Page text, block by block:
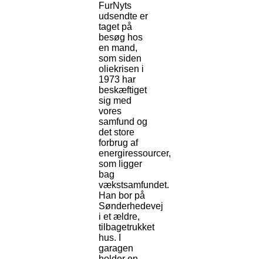
FurNyts
udsendte er
taget på
besøg hos
en mand,
som siden
oliekrisen i
1973 har
beskæftiget
sig med
vores
samfund og
det store
forbrug af
energiressourcer,
som ligger
bag
vækstsamfundet.
Han bor på
Sønderhedevej
i et ældre,
tilbagetrukket
hus. I
garagen